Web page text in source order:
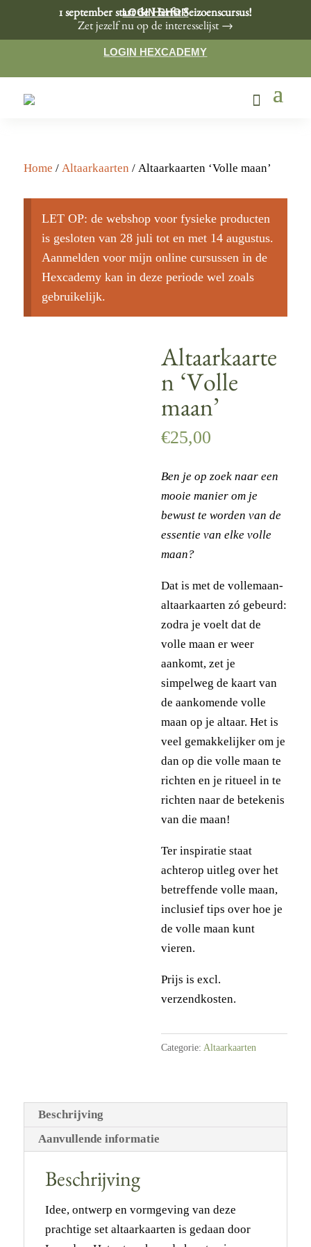
LOGIN SHOP
1 september start de Herfst Seizoenscursus!
Zet jezelf nu op de interesselijst →
LOGIN HEXCADEMY
Home / Altaarkaarten / Altaarkaarten ‘Volle maan’
LET OP: de webshop voor fysieke producten
is gesloten van 28 juli tot en met 14 augustus.
Aanmelden voor mijn online cursussen in de
Hexcademy kan in deze periode wel zoals
gebruikelijk.
Altaarkaarte
n ‘Volle
maan’
€25,00
Ben je op zoek naar een
mooie manier om je
bewust te worden van de
essentie van elke volle
maan?
Dat is met de vollemaan-
altaarkaarten zó gebeurd:
zodra je voelt dat de
volle maan er weer
aankomt, zet je
simpelweg de kaart van
de aankomende volle
maan op je altaar. Het is
veel gemakkelijker om je
dan op die volle maan te
richten en je ritueel in te
richten naar de betekenis
van die maan!
Ter inspiratie staat
achterop uitleg over het
betreffende volle maan,
inclusief tips over hoe je
de volle maan kunt
vieren.
Prijs is excl.
verzendkosten.
Categorie: Altaarkaarten
Beschrijving
Aanvullende informatie
Beschrijving
Idee, ontwerp en vormgeving van deze
prachtige set altaarkaarten is gedaan door